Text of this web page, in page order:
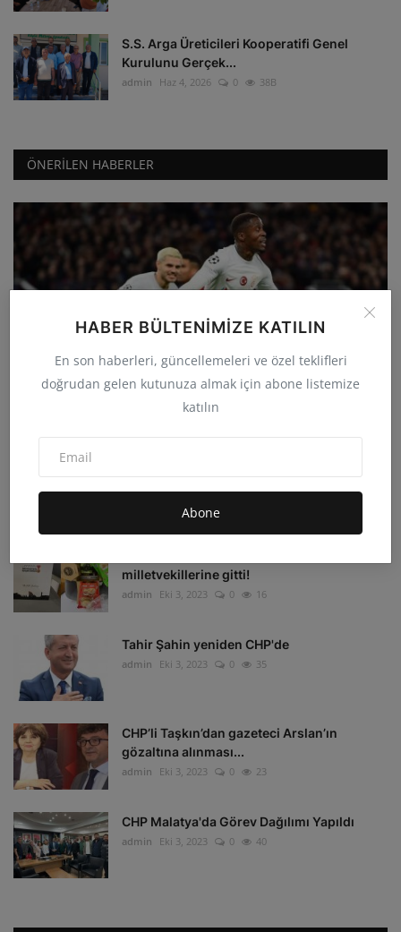
HABER BÜLTENIMIZE KATILIN
En son haberleri, güncellemeleri ve özel teklifleri
doğrudan gelen kutunuza almak için abone listemize
katılın
Abone
S.S. Arga Üreticileri Kooperatifi Genel
Kurulunu Gerçek...
admin Haz 4, 2026 0 38B
ÖNERILEN HABERLER
Galatasaray deplasmanda Manchester
United'ı 3-2 yenerek...
Eki 4, 2023
milletvekillerine gitti!
admin Eki 3, 2023 0 16
Tahir Şahin yeniden CHP'de
admin Eki 3, 2023 0 35
CHP’li Taşkın’dan gazeteci Arslan’ın
gözaltına alınması...
admin Eki 3, 2023 0 23
CHP Malatya'da Görev Dağılımı Yapıldı
admin Eki 3, 2023 0 40